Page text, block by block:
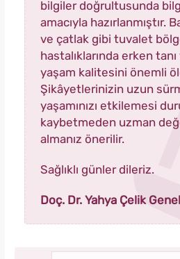
bilgiler doğrultusunda
amacıyla hazırlanmıştır.
ve çatlak gibi tuvalet
hastalıklarında erken
yaşam kalitesini önemli
Şikâyetlerinizin uzun
yaşamınızı etkilemesi
kaybetmeden uzman
almanız önerilir.
Sağlıklı günler dileriz.
Doç. Dr. Yahya Çelik